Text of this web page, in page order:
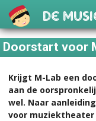
De
Doorstart voor
Krijgt M-Lab een
aan de
wel. Naar
voor muziektheater